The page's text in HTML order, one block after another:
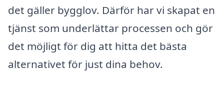
det gäller bygglov. Därför har vi skapat en
tjänst som underlättar processen och gör
det möjligt för dig att hitta det bästa
alternativet för just dina behov.